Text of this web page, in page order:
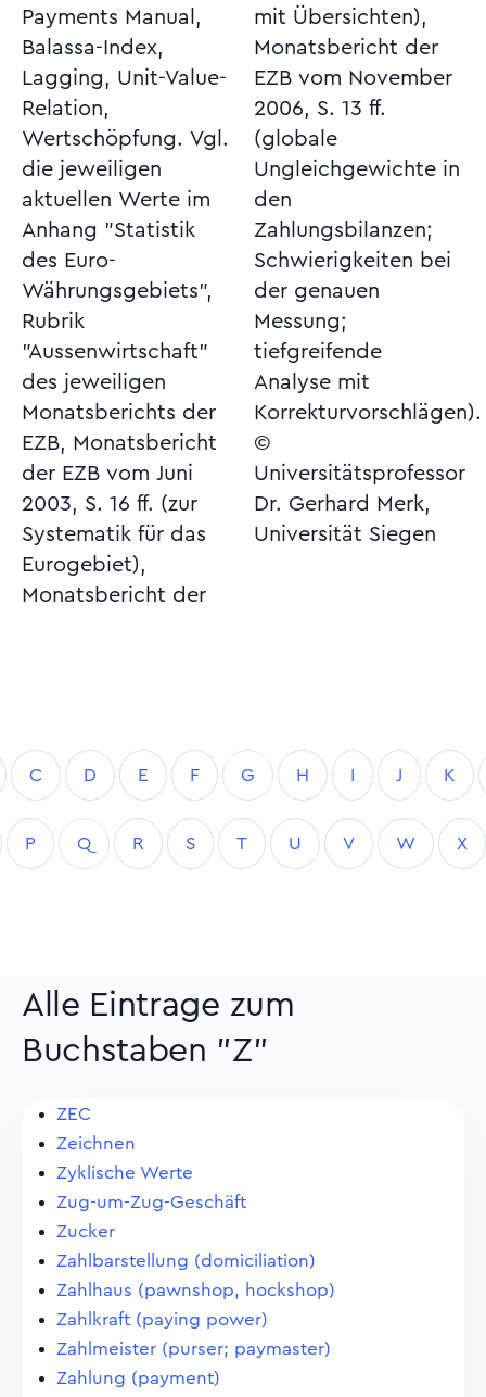
Payments Manual,
Balassa-Index,
Lagging, Unit-Value-
Relation,
Wertschöpfung. Vgl.
die jeweiligen
aktuellen Werte im
Anhang "Statistik
des Euro-
Währungsgebiets",
Rubrik
"Aussenwirtschaft"
des jeweiligen
Monatsberichts der
EZB, Monatsbericht
der EZB vom Juni
2003, S. 16 ff. (zur
Systematik für das
Eurogebiet),
Monatsbericht der
mit Übersichten),
Monatsbericht der
EZB vom November
2006, S. 13 ff.
(globale
Ungleichgewichte in
den
Zahlungsbilanzen;
Schwierigkeiten bei
der genauen
Messung;
tiefgreifende
Analyse mit
Korrekturvorschlägen).
©
Universitätsprofessor
Dr. Gerhard Merk,
Universität Siegen
C D E F G H I J K
P Q R S T U V W X
Alle Eintrage zum
Buchstaben "Z"
ZEC
Zeichnen
Zyklische Werte
Zug-um-Zug-Geschäft
Zucker
Zahlbarstellung (domiciliation)
Zahlhaus (pawnshop, hockshop)
Zahlkraft (paying power)
Zahlmeister (purser; paymaster)
Zahlung (payment)